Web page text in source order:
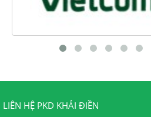
LIÊN HỆ PKD KHẢI ĐIỀN